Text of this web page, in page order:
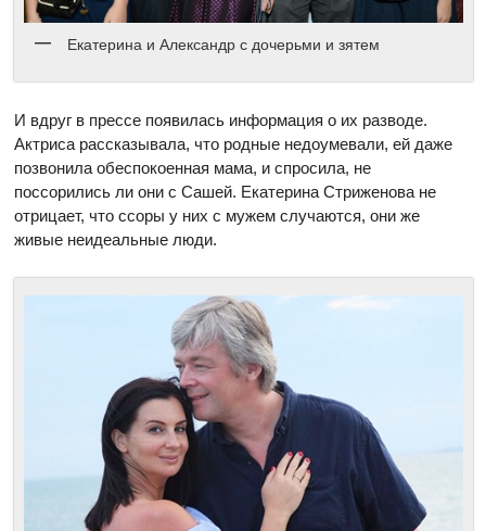
Екатерина и Александр с дочерьми и зятем
И вдруг в прессе появилась информация о их разводе.
Актриса рассказывала, что родные недоумевали, ей даже
позвонила обеспокоенная мама, и спросила, не
поссорились ли они с Сашей. Екатерина Стриженова не
отрицает, что ссоры у них с мужем случаются, они же
живые неидеальные люди.